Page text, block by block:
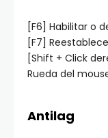
[F6] Habilitar o
[F7]
[Shift + Click
Rueda del
Antilag